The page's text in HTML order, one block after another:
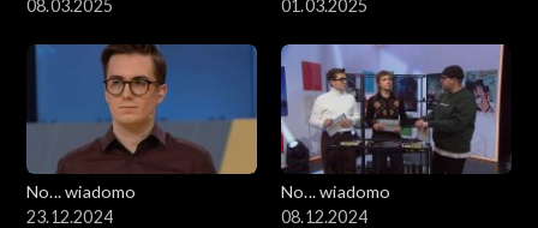
08.03.2025
01.03.2025
No... wiadomo
23.12.2024
No... wiadomo
08.12.2024